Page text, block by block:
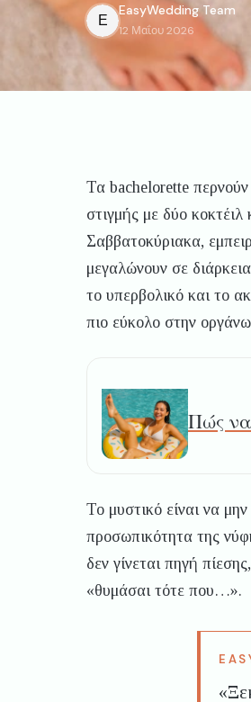
E
EasyWedding Team
12 Μαΐου 2026
Τα bachelorette περνούν
στιγμής με δύο κοκτέιλ
Σαββατοκύριακα,
μεγαλώνουν σε
το υπερβολικό και το
πιο εύκολο στην
Πώς
Το μυστικό είναι να
προσωπικότητα της
δεν γίνεται πηγή
«θυμάσαι τότε που…».